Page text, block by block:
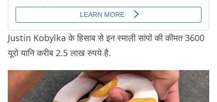
Justin Kobylka के हिसाब से इन स्माली सांपों की कीमत 3600
यूरो यानि करीब 2.5 लाख रुपये है.